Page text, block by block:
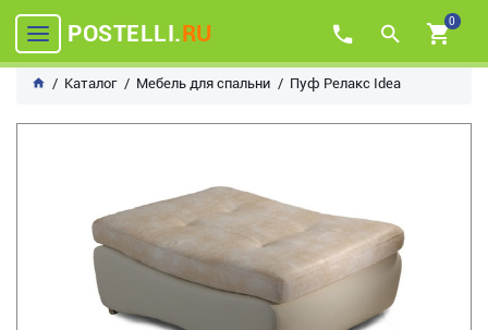
POSTELLI.RU 0
Каталог Мебель для спальни Пуф Релакс Idea